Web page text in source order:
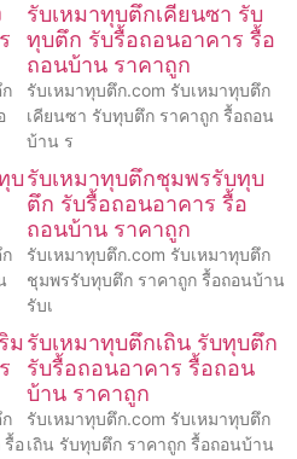
รับเหมาทุบตึกเคียนซา รับ
ทุบตึก รับรื้อถอนอาคาร รื้อ
ถอนบ้าน ราคาถูก
รับเหมาทุบตึก.com รับเหมาทุบตึก
เคียนซา รับทุบตึก ราคาถูก รื้อถอน
บ้าน ร
บรับเหมาทุบตึกชุมพรรับทุบ
ตึก รับรื้อถอนอาคาร รื้อ
ถอนบ้าน ราคาถูก
รับเหมาทุบตึก.com รับเหมาทุบตึก
ชุมพรรับทุบตึก ราคาถูก รื้อถอนบ้าน
รับเ
ม
อ
รับเหมาทุบตึกเถิน รับทุบตึก
รับรื้อถอนอาคาร รื้อถอน
บ้าน ราคาถูก
รับเหมาทุบตึก.com รับเหมาทุบตึก
เถิน รับทุบตึก ราคาถูก รื้อถอนบ้าน